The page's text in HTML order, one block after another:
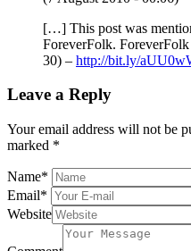
[…] This post was
ForeverFolk. ForeverFolk
30) – http://bit.ly/
Leave a Reply
Your email address will not be
marked *
Name*
Email*
Website